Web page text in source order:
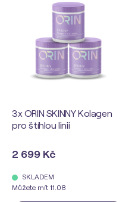
3x ORIN SKINNY Kolagen
pro štíhlou linii
2 699 Kč
SKLADEM
Můžete mít 11.08